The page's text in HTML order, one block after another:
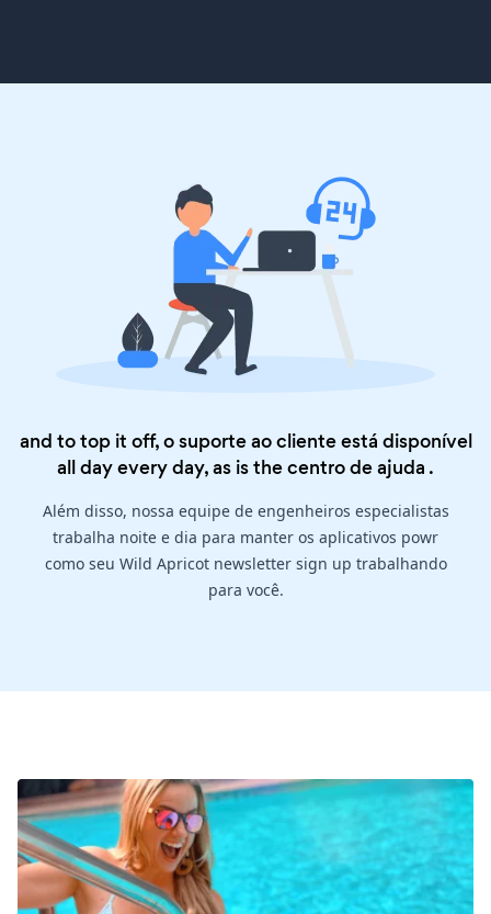
and to top it off, o suporte ao cliente está disponível
all day every day, as is thecentro de ajuda .
Além disso, nossa equipe de engenheiros especialistas
trabalha noite e dia para manter os aplicativos powr
como seu Wild Apricot newsletter sign up trabalhando
para você.